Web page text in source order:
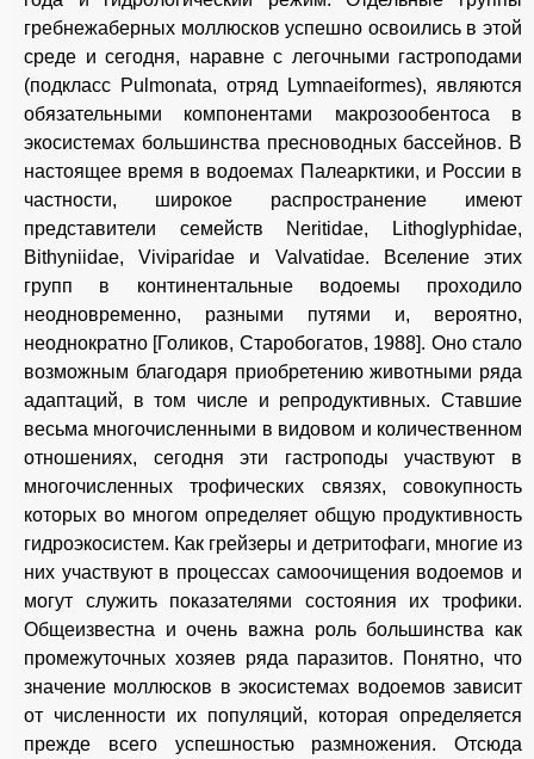
гребнежаберных моллюсков успешно освоились в этой
среде и сегодня, наравне с легочными гастроподами
(подкласс Pulmonata, отряд Lymnaeiformes), являются
обязательными компонентами макрозообентоса в
экосистемах большинства пресноводных бассейнов. В
настоящее время в водоемах Палеарктики, и России в
частности, широкое распространение имеют
представители семейств Neritidae, Lithoglyphidae,
Bithyniidae, Viviparidae и Valvatidae. Вселение этих
групп в континентальные водоемы проходило
неодновременно, разными путями и, вероятно,
неоднократно [Голиков, Старобогатов, 1988]. Оно стало
возможным благодаря приобретению животными ряда
адаптаций, в том числе и репродуктивных. Ставшие
весьма многочисленными в видовом и количественном
отношениях, сегодня эти гастроподы участвуют в
многочисленных трофических связях, совокупность
которых во многом определяет общую продуктивность
гидроэкосистем. Как грейзеры и детритофаги, многие из
них участвуют в процессах самоочищения водоемов и
могут служить показателями состояния их трофики.
Общеизвестна и очень важна роль большинства как
промежуточных хозяев ряда паразитов. Понятно, что
значение моллюсков в экосистемах водоемов зависит
от численности их популяций, которая определяется
прежде всего успешностью размножения. Отсюда